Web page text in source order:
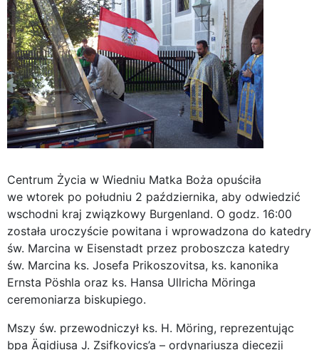
Centrum Życia w Wiedniu Matka Boża opuściła
we wtorek po południu 2 października, aby odwiedzić
wschodni kraj związkowy Burgenland. O godz. 16:00
została uroczyście powitana i wprowadzona do katedry
św. Marcina w Eisenstadt przez proboszcza katedry
św. Marcina ks. Josefa Prikoszovitsa, ks. kanonika
Ernsta Pöshla oraz ks. Hansa Ullricha Möringa
ceremoniarza biskupiego.
Mszy św. przewodniczył ks. H. Möring, reprezentując
bpa Ägidiusa J. Zsifkovics’a – ordynariusza diecezji